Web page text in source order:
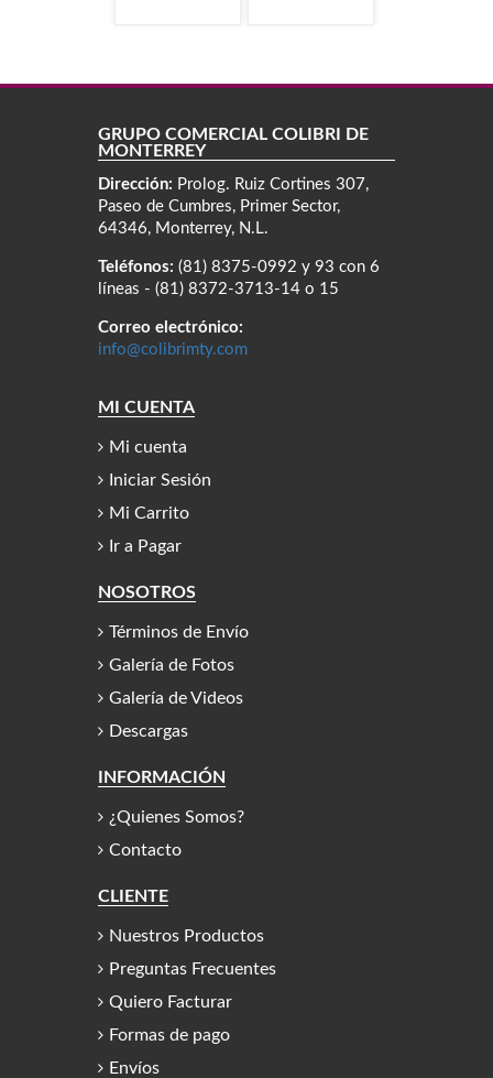
GRUPO COMERCIAL COLIBRÍ DE
MONTERREY
Dirección: Prolog. Ruiz Cortines 307,
Paseo de Cumbres, Primer Sector,
64346, Monterrey, N.L.
Teléfonos: (81) 8375-0992 y 93 con 6
líneas - (81) 8372-3713-14 o 15
Correo electrónico:
info@colibrimty.com
MI CUENTA
Mi cuenta
Iniciar Sesión
Mi Carrito
Ir a Pagar
NOSOTROS
Términos de Envío
Galería de Fotos
Galería de Videos
Descargas
INFORMACIÓN
¿Quienes Somos?
Contacto
CLIENTE
Nuestros Productos
Preguntas Frecuentes
Quiero Facturar
Formas de pago
Envíos